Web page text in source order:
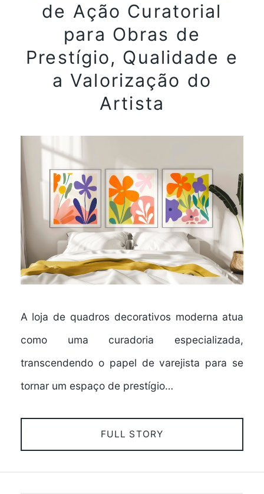
de Ação Curatorial
para Obras de
Prestígio, Qualidade e
a Valorização do
Artista
A loja de quadros decorativos moderna atua
como uma curadoria especializada,
transcendendo o papel de varejista para se
tornar um espaço de prestígio…
FULL STORY